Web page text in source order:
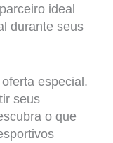
ideal
durante seus
especial.
seus
o que